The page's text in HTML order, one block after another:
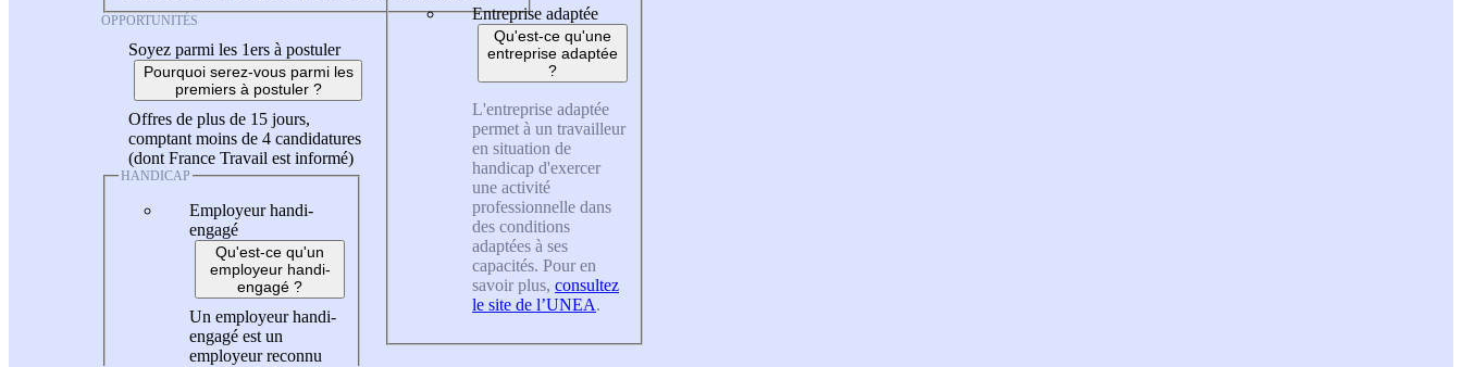
OPPORTUNITÉS
Soyez parmi les 1ers à postuler
Pourquoi serez-vous parmi les
premiers à postuler ?
Offres de plus de 15 jours,
comptant moins de 4 candidatures
(dont France Travail est informé)
HANDICAP
Employeur handi-
engagé
Qu'est-ce qu'un
employeur handi-
engagé ?
Un employeur handi-
engagé est un
employeur reconnu
Entreprise adaptée
Qu'est-ce qu'une
entreprise adaptée
?
L'entreprise adaptée
permet à un travailleur
en situation de
handicap d'exercer
une activité
professionnelle dans
des conditions
adaptées à ses
capacités. Pour en
savoir plus, consultez
le site de l’UNEA.